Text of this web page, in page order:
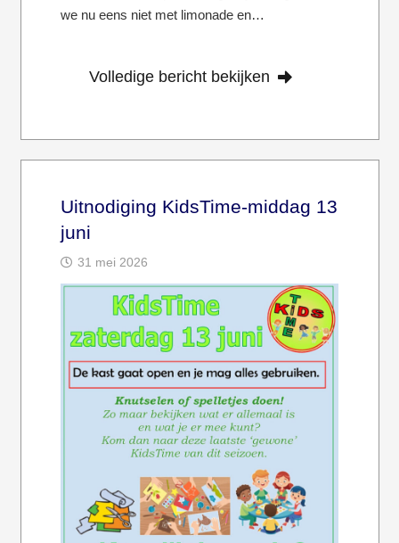
we nu eens niet met limonade en…
Volledige bericht bekijken
Uitnodiging KidsTime-middag 13
juni
31 mei 2026